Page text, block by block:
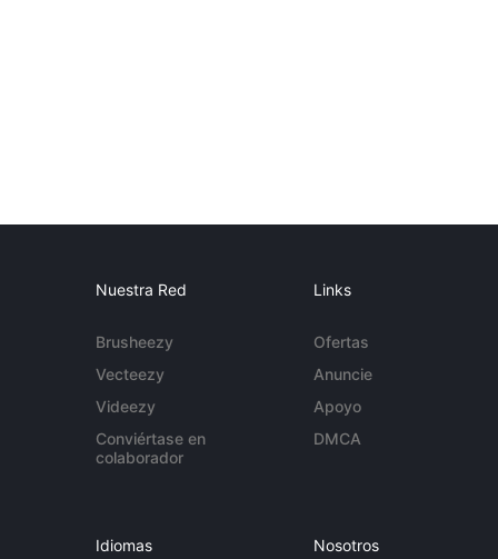
Nuestra Red
Brusheezy
Vecteezy
Videezy
Conviértase en
colaborador
Links
Ofertas
Anuncie
Apoyo
DMCA
Idiomas Nosotros